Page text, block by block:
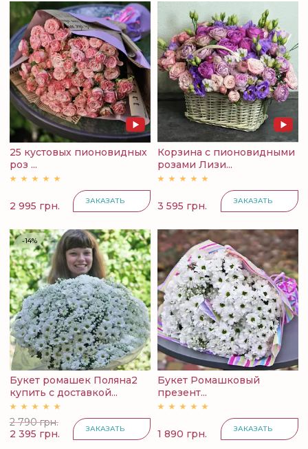
25 кустовых пионовидных
роз ...
2 995 грн. ЗАКАЗАТЬ
Корзина с пионовидными
розами Лизи...
3 595 грн. ЗАКАЗАТЬ
-14%
Букет ромашек Поляна2
купить с доставкой...
2 790 грн.
2 395 грн.
ЗАКАЗАТЬ
Букет Ромашковый
презент...
1 890 грн. ЗАКАЗАТЬ